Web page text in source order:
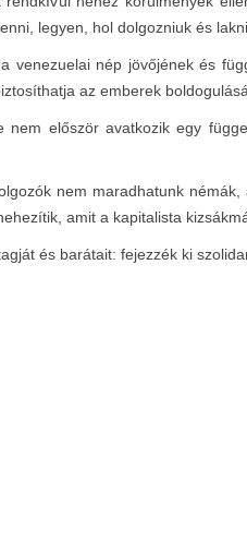
legyen, hol dolgozniuk és
venezuelai nép jövőjének és
az emberek
nem először avatkozik egy
nem maradhatunk
amit a kapitalista
és barátait: fejezzék ki